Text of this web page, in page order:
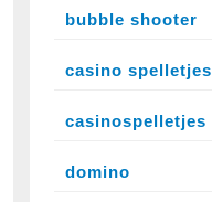
bubble shooter
casino spelletjes
casinospelletjes
domino